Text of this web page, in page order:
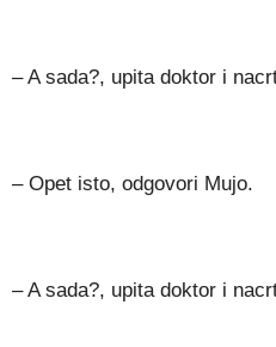
– A sada?, upita doktor i
– Opet isto, odgovori Mujo.
– A sada?, upita doktor i